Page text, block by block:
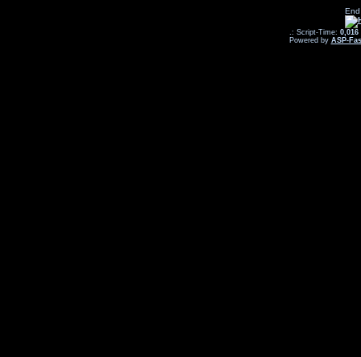
.: Script-Time: 0,016
Powered by ASP-